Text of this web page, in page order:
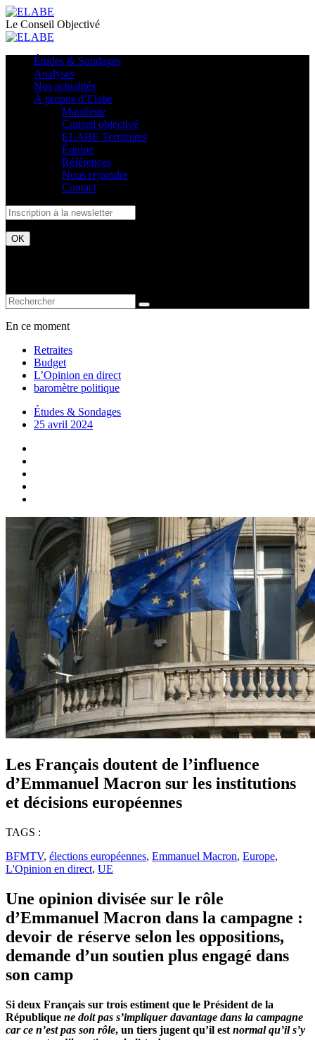
Le Conseil Objectivé
Études & Sondages
Analyses
Nos actualités
À propos d’Elabe
Manifeste
Conseil objectivé
ELABE Territoires
Équipe
Références
Nous rejoindre
Contact
En ce moment
Retraites
Budget
L’Opinion en direct
baromètre politique
Études & Sondages
25 avril 2024
Les Français doutent de l’influence
d’Emmanuel Macron sur les institutions
et décisions européennes
TAGS :
BFMTV, élections européennes, Emmanuel Macron, Europe,
L'Opinion en direct, UE
Une opinion divisée sur le rôle
d’Emmanuel Macron dans la campagne :
devoir de réserve selon les oppositions,
demande d’un soutien plus engagé dans
son camp
Si deux Français sur trois estiment que le Président de la
République ne doit pas s’impliquer davantage dans la campagne
car ce n’est pas son rôle, un tiers jugent qu’il est normal qu’il s’y